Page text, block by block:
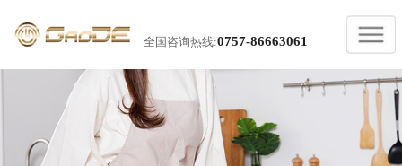
全国咨询热线:0757-86663061